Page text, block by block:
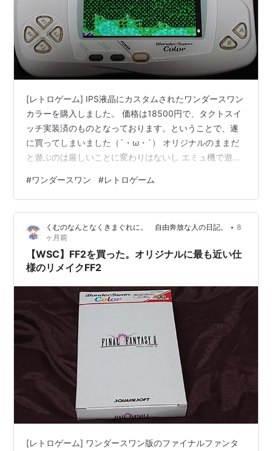
[レトロゲーム] IPS液晶にカスタムされたワンダースワン
カラーを購入しました。 価格は18500円で、タクトスイ
ッチ実装済のものとなっております。ということで、遂
に買ってしまいました（´・ω・`） オリジナルのままだ
と遊ぶのは厳しいことに変わりはないし エミュ機で遊べ
ので。タクトスイッチってのは、ワンダースワンは 「パ
ワーボタン・スタートボタン・サウンドボタン」が貧弱
な作りになっていて ゴムがすぐに壊れて接触不良を起こ
しやすいんですよね。 その結果、ゲームがなかなか起動
できないとか スタートボタンが反応し難いといったこと
になりやすいんです。 …
#ワンダースワン #レトロゲーム
くむのなんとなくきまぐれに。 自由奔放な人の日記。 • 8
ヶ月前
【WSC】FF2を買った。オリジナルに最も近い仕
様のリメイクFF2
[レトロゲーム] ワンダースワン版のファイナルファンタ